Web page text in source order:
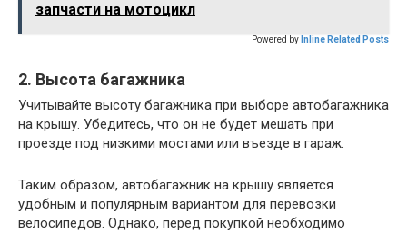
запчасти на мотоцикл
Powered by Inline Related Posts
2. Высота багажника
Учитывайте высоту багажника при выборе автобагажника
на крышу. Убедитесь, что он не будет мешать при
проезде под низкими мостами или въезде в гараж.
Таким образом, автобагажник на крышу является
удобным и популярным вариантом для перевозки
велосипедов. Однако, перед покупкой необходимо